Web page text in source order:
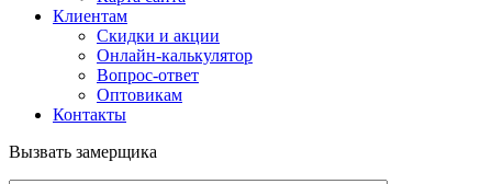
Клиентам
Скидки и акции
Онлайн-калькулятор
Вопрос-ответ
Оптовикам
Контакты
Вызвать замерщика